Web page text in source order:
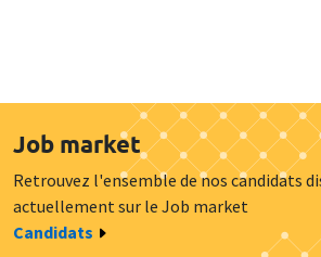
Job market
Retrouvez l'ensemble de nos candidats
actuellement sur le Job market
Candidats